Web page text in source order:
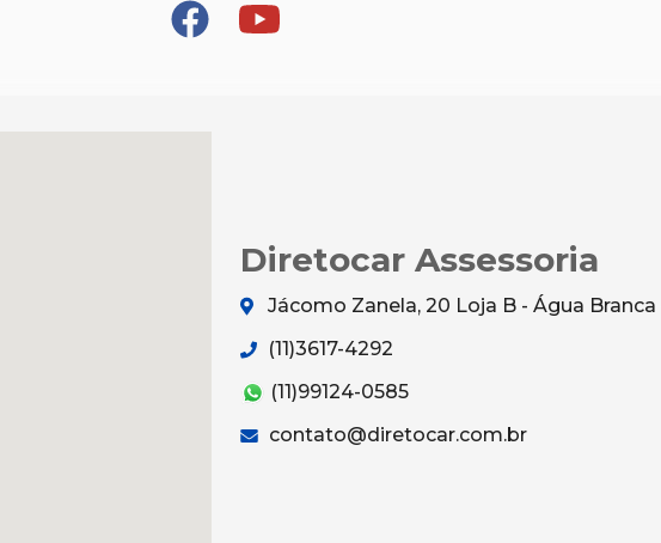
Diretocar Assessoria
Jácomo Zanela, 20 Loja B - Água
(11)3617-4292
(11)99124-0585
contato@diretocar.com.br